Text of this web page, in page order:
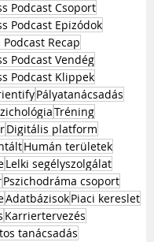
Podcast Csoport
Podcast Epizódok
Recap
Podcast Vendég
Podcast Klippek
Pályatanácsadás
Tréning
Digitális platform
Humán területek
Lelki segélyszolgálat
Pszichodráma csoport
AdatbázisokPiaci kereslet
Karriertervezés
tanácsadás